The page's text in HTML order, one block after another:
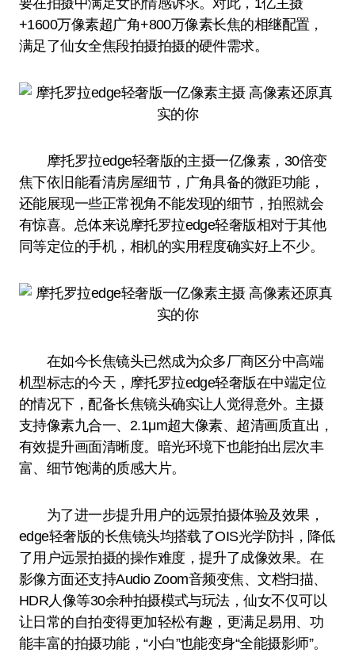
要在拍摄中满足女的情感诉求。对此，1亿主摄
+1600万像素超广角+800万像素长焦的相继配置，
满足了仙女全焦段拍摄拍摄的硬件需求。
摩托罗拉edge轻奢版的主摄一亿像素，30倍变
焦下依旧能看清房屋细节，广角具备的微距功能，
还能展现一些正常视角不能发现的细节，拍照就会
有惊喜。总体来说摩托罗拉edge轻奢版相对于其他
同等定位的手机，相机的实用程度确实好上不少。
在如今长焦镜头已然成为众多厂商区分中高端
机型标志的今天，摩托罗拉edge轻奢版在中端定位
的情况下，配备长焦镜头确实让人觉得意外。主摄
支持像素九合一、2.1μm超大像素、超清画质直出，
有效提升画面清晰度。暗光环境下也能拍出层次丰
富、细节饱满的质感大片。
为了进一步提升用户的远景拍摄体验及效果，
edge轻奢版的长焦镜头均搭载了OIS光学防抖，降低
了用户远景拍摄的操作难度，提升了成像效果。在
影像方面还支持Audio Zoom音频变焦、文档扫描、
HDR人像等30余种拍摄模式与玩法，仙女不仅可以
让日常的自拍变得更加轻松有趣，更满足易用、功
能丰富的拍摄功能，“小白”也能变身“全能摄影师”。